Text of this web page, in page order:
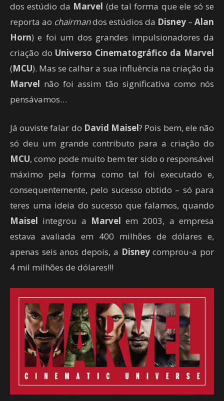
dos estúdio da Marvel (de tal forma que ele só se
reporta ao chairmandos estúdios da Disney – Alan
Horn) e foi um dos grandes impulsionadores da
criação do Universo Cinematográfico da Marvel
(MCU). Mas se calhar a sua influência na criação da
Marvel não foi assim tão significativa como nós
pensávamos…
Já ouviste falar do David Maisel? Pois bem, ele não
só deu um grande contributo para a criação do
MCU, como pode muito bem ter sido o responsável
máximo pela forma como tal foi executado e,
consequentemente, pelo sucesso obtido – só para
teres uma ideia do sucesso que falamos, quando
Maisel integrou a Marvel em 2003, a empresa
estava avaliada em 400 milhões de dólares e,
apenas seis anos depois, a Disneycomprou-a por
4 mil milhões de dólares!!!